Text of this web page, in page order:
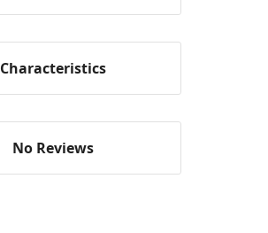
Characteristics
No Reviews